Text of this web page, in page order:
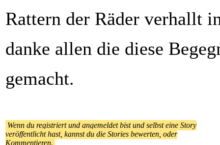
Rattern der Räder verhallt
danke allen die diese
gemacht.
Wenn du registriert und angemeldet bist und selbst eine Story
veröffentlicht hast, kannst du die Stories bewerten, oder
Kommentieren.